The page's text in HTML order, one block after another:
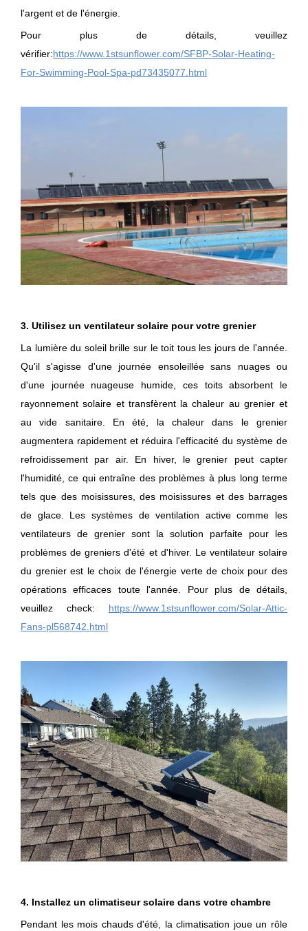
l'argent et de l'énergie.
Pour plus de détails, veuillez
vérifier:https://www.1stsunflower.com/SFBP-Solar-Heating-
For-Swimming-Pool-Spa-pd73435077.html
3. Utilisez un ventilateur solaire pour votre grenier
La lumière du soleil brille sur le toit tous les jours de l'année.
Qu'il s'agisse d'une journée ensoleillée sans nuages ​​ou
d'une journée nuageuse humide, ces toits absorbent le
rayonnement solaire et transfèrent la chaleur au grenier et
au vide sanitaire. En été, la chaleur dans le grenier
augmentera rapidement et réduira l'efficacité du système de
refroidissement par air. En hiver, le grenier peut capter
l'humidité, ce qui entraîne des problèmes à plus long terme
tels que des moisissures, des moisissures et des barrages
de glace. Les systèmes de ventilation active comme les
ventilateurs de grenier sont la solution parfaite pour les
problèmes de greniers d'été et d'hiver. Le ventilateur solaire
du grenier est le choix de l'énergie verte de choix pour des
opérations efficaces toute l'année. Pour plus de détails,
veuillez check:
https://www.1stsunflower.com/Solar-Attic-
Fans-pl568742.html
4. Installez un climatiseur solaire dans votre chambre
Pendant les mois chauds d'été, la climatisation joue un rôle